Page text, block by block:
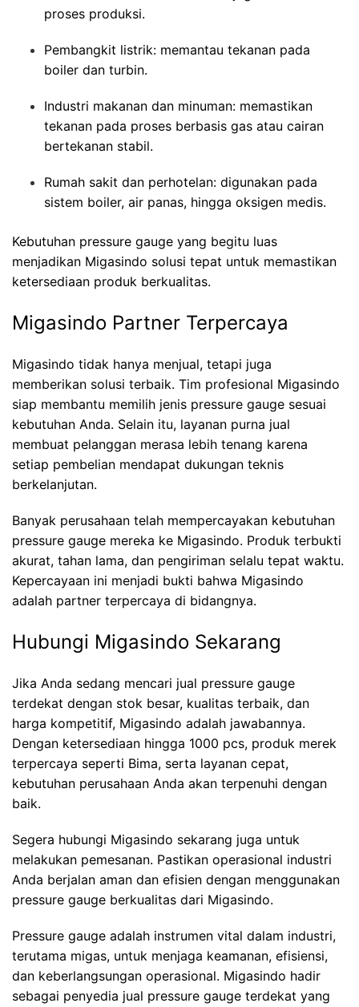
proses produksi.
Pembangkit listrik: memantau tekanan pada
boiler dan turbin.
Industri makanan dan minuman: memastikan
tekanan pada proses berbasis gas atau cairan
bertekanan stabil.
Rumah sakit dan perhotelan: digunakan pada
sistem boiler, air panas, hingga oksigen medis.
Kebutuhan pressure gauge yang begitu luas
menjadikan Migasindo solusi tepat untuk memastikan
ketersediaan produk berkualitas.
Migasindo Partner Terpercaya
Migasindo tidak hanya menjual, tetapi juga
memberikan solusi terbaik. Tim profesional Migasindo
siap membantu memilih jenis pressure gauge sesuai
kebutuhan Anda. Selain itu, layanan purna jual
membuat pelanggan merasa lebih tenang karena
setiap pembelian mendapat dukungan teknis
berkelanjutan.
Banyak perusahaan telah mempercayakan kebutuhan
pressure gauge mereka ke Migasindo. Produk terbukti
akurat, tahan lama, dan pengiriman selalu tepat waktu.
Kepercayaan ini menjadi bukti bahwa Migasindo
adalah partner terpercaya di bidangnya.
Hubungi Migasindo Sekarang
Jika Anda sedang mencari jual pressure gauge
terdekat dengan stok besar, kualitas terbaik, dan
harga kompetitif, Migasindo adalah jawabannya.
Dengan ketersediaan hingga 1000 pcs, produk merek
terpercaya seperti Bima, serta layanan cepat,
kebutuhan perusahaan Anda akan terpenuhi dengan
baik.
Segera hubungi Migasindo sekarang juga untuk
melakukan pemesanan. Pastikan operasional industri
Anda berjalan aman dan efisien dengan menggunakan
pressure gauge berkualitas dari Migasindo.
Pressure gauge adalah instrumen vital dalam industri,
terutama migas, untuk menjaga keamanan, efisiensi,
dan keberlangsungan operasional. Migasindo hadir
sebagai penyedia jual pressure gauge terdekat yang